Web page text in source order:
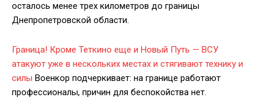
осталось менее трех километров до границы
Днепропетровской области.
Граница! Кроме Теткино еще и Новый Путь — ВСУ
атакуют уже в нескольких местах и стягивают технику и
силы Военкор подчеркивает: на границе работают
профессионалы, причин для беспокойства нет.